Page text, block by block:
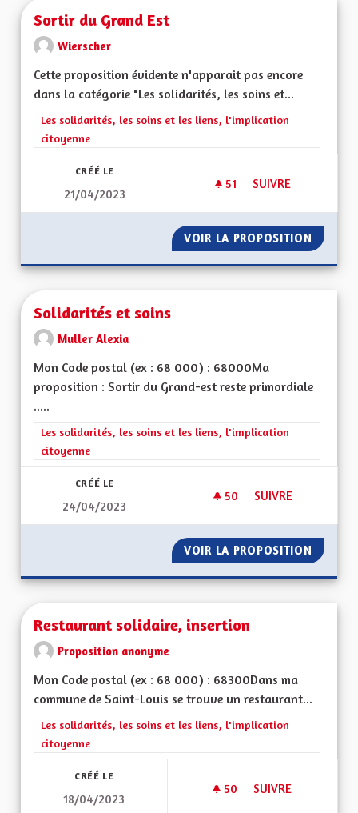
Sortir du Grand Est
Wierscher
Cette proposition évidente n'apparait pas encore
dans la catégorie "Les solidarités, les soins et...
Filtrer les résultats de la catégorie : Les solidarités, les soins
Les solidarités, les soins et les liens, l'implication
citoyenne
CRÉÉ LE
21/04/2023
51 51 ABONNÉS
SUIVRE
VOIR LA PROPOSITION
Solidarités et soins
Muller Alexia
Mon Code postal (ex : 68 000) : 68000Ma
proposition : Sortir du Grand-est reste primordiale
.....
Filtrer les résultats de la catégorie : Les solidarités, les soins
Les solidarités, les soins et les liens, l'implication
citoyenne
CRÉÉ LE
24/04/2023
50 50 ABONNÉS
SUIVRE
VOIR LA PROPOSITION
Restaurant solidaire, insertion
Proposition anonyme
Mon Code postal (ex : 68 000) : 68300Dans ma
commune de Saint-Louis se trouve un restaurant...
Filtrer les résultats de la catégorie : Les solidarités, les soins
Les solidarités, les soins et les liens, l'implication
citoyenne
CRÉÉ LE
18/04/2023
50 50 ABONNÉS
SUIVRE